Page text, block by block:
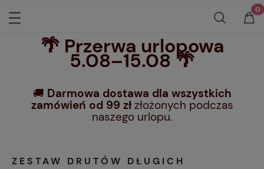
🌴 Przerwa urlopowa
5.08–15.08 🌴
🚚 Darmowa dostawa dla wszystkich
zamówień od 99 złzłożonych podczas
naszego urlopu.
ZESTAW DRUTÓW DŁUGICH